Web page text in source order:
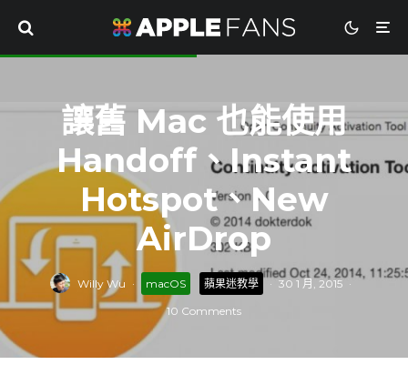
讓舊 Mac 也能使用
Handoff、Instant
Hotspot、New
AirDrop
Willy Wu · macOS 蘋果迷教學 · 30 1 月, 2015 ·
10 Comments